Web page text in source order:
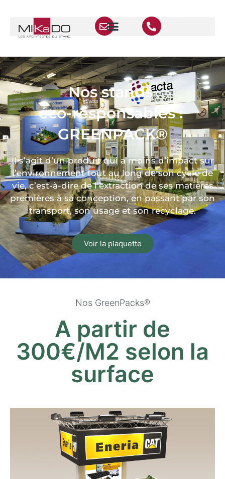
Nos stands
éco-responsables :
GREENPACK®
Il s’agit d’un produit qui a moins d’impact sur
l’environnement tout au long de son cycle de
vie, c’est-à-dire de l’extraction de ses matières
premières à sa conception, en passant par son
transport, son usage et son recyclage.
Voir la plaquette
Nos GreenPacks®
A partir de
300€/M2 selon la
surface